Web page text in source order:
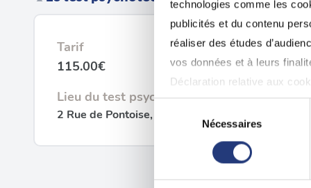
technologies comme les
publicités et du contenu
réaliser des études
vos données et à leurs
Déclaration relative aux
Si vous le permettez, nous
Collecter des
Identifier votre
digitales).
consentement
Nécessaires
Tarif
115.00€
Lieu du test psychotechnique
2 Rue de Pontoise, 95650 Puiseux-Pontoise